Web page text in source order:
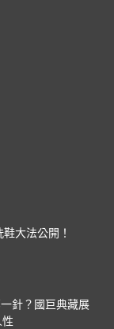
大法公開！
針？國巨典藏展